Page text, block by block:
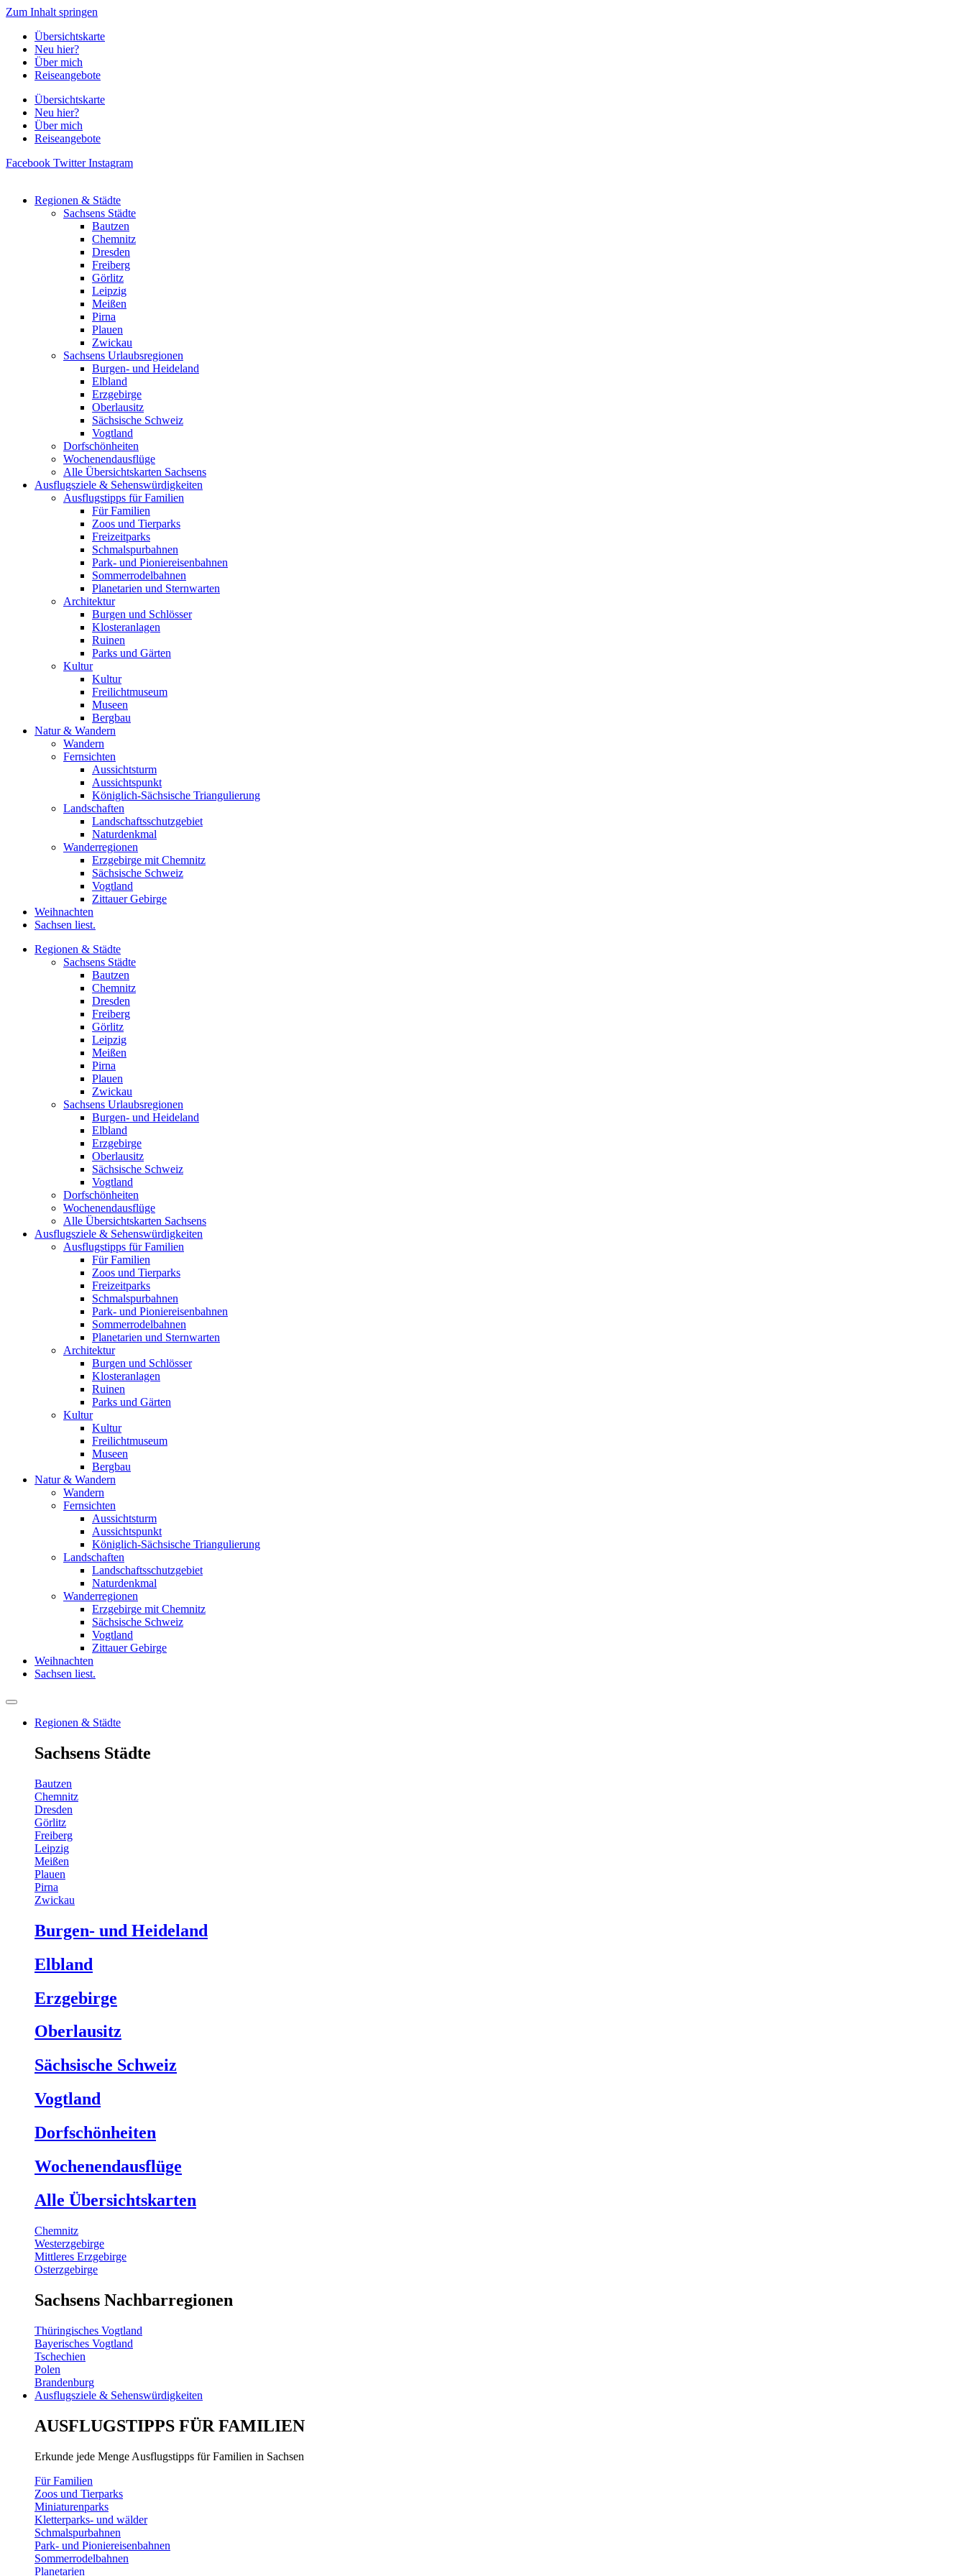
Zum Inhalt springen
Übersichtskarte
Neu hier?
Über mich
Reiseangebote
Übersichtskarte
Neu hier?
Über mich
Reiseangebote
Facebook Twitter Instagram
Regionen & Städte
Sachsens Städte
Bautzen
Chemnitz
Dresden
Freiberg
Görlitz
Leipzig
Meißen
Pirna
Plauen
Zwickau
Sachsens Urlaubsregionen
Burgen- und Heideland
Elbland
Erzgebirge
Oberlausitz
Sächsische Schweiz
Vogtland
Dorfschönheiten
Wochenendausflüge
Alle Übersichtskarten Sachsens
Ausflugsziele & Sehenswürdigkeiten
Ausflugstipps für Familien
Für Familien
Zoos und Tierparks
Freizeitparks
Schmalspurbahnen
Park- und Pioniereisenbahnen
Sommerrodelbahnen
Planetarien und Sternwarten
Architektur
Burgen und Schlösser
Klosteranlagen
Ruinen
Parks und Gärten
Kultur
Kultur
Freilichtmuseum
Museen
Bergbau
Natur & Wandern
Wandern
Fernsichten
Aussichtsturm
Aussichtspunkt
Königlich-Sächsische Triangulierung
Landschaften
Landschaftsschutzgebiet
Naturdenkmal
Wanderregionen
Erzgebirge mit Chemnitz
Sächsische Schweiz
Vogtland
Zittauer Gebirge
Weihnachten
Sachsen liest.
Regionen & Städte
Sachsens Städte
Bautzen
Chemnitz
Dresden
Freiberg
Görlitz
Leipzig
Meißen
Pirna
Plauen
Zwickau
Sachsens Urlaubsregionen
Burgen- und Heideland
Elbland
Erzgebirge
Oberlausitz
Sächsische Schweiz
Vogtland
Dorfschönheiten
Wochenendausflüge
Alle Übersichtskarten Sachsens
Ausflugsziele & Sehenswürdigkeiten
Ausflugstipps für Familien
Für Familien
Zoos und Tierparks
Freizeitparks
Schmalspurbahnen
Park- und Pioniereisenbahnen
Sommerrodelbahnen
Planetarien und Sternwarten
Architektur
Burgen und Schlösser
Klosteranlagen
Ruinen
Parks und Gärten
Kultur
Kultur
Freilichtmuseum
Museen
Bergbau
Natur & Wandern
Wandern
Fernsichten
Aussichtsturm
Aussichtspunkt
Königlich-Sächsische Triangulierung
Landschaften
Landschaftsschutzgebiet
Naturdenkmal
Wanderregionen
Erzgebirge mit Chemnitz
Sächsische Schweiz
Vogtland
Zittauer Gebirge
Weihnachten
Sachsen liest.
Regionen & Städte
Sachsens Städte
Bautzen
Chemnitz
Dresden
Görlitz
Freiberg
Leipzig
Meißen
Plauen
Pirna
Zwickau
Burgen- und Heideland
Elbland
Erzgebirge
Oberlausitz
Sächsische Schweiz
Vogtland
Dorfschönheiten
Wochenendausflüge
Alle Übersichtskarten
Chemnitz
Westerzgebirge
Mittleres Erzgebirge
Osterzgebirge
Sachsens Nachbarregionen
Thüringisches Vogtland
Bayerisches Vogtland
Tschechien
Polen
Brandenburg
Ausflugsziele & Sehenswürdigkeiten
AUSFLUGSTIPPS FÜR FAMILIEN
Erkunde jede Menge Ausflugstipps für Familien in Sachsen
Für Familien
Zoos und Tierparks
Miniaturenparks
Kletterparks- und wälder
Schmalspurbahnen
Park- und Pioniereisenbahnen
Sommerrodelbahnen
Planetarien